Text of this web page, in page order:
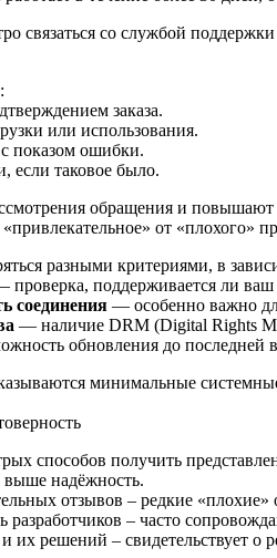
связаться со службой
заказа.
или использования.
показом ошибки.
если таковое было.
обращения и повышают
от «плохого»
разными критериями, в
проверка, поддерживается ли ваш
соединения — особенно важно
— наличие DRM (Digital Rights
обновления до последней
минимальные
способов получить
надёжность.
отзывов – редкие
разработчиков – часто
решений – свидетельствует о